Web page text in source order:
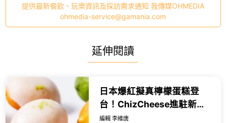
提供最新餐飲、玩樂資訊及採訪需求通知 我傳媒OHMEDIA
ohmedia-service@gamania.com
延伸閱讀
日本爆紅擬真檸檬蛋糕登
台！ChizCheese進駐新竹
巨城打卡送隱藏版，台北高
編輯 李維唐